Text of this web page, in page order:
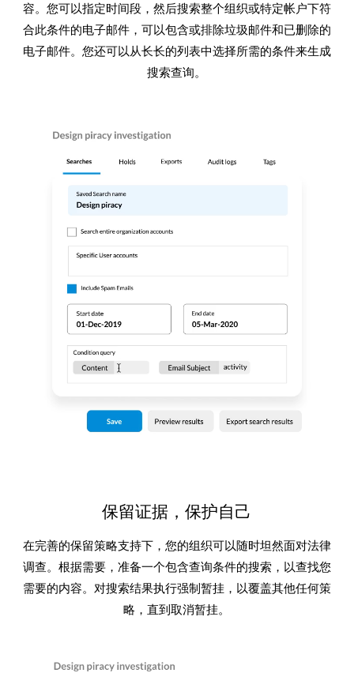
容。您可以指定时间段，然后搜索整个组织或特定帐户下符
合此条件的电子邮件，可以包含或排除垃圾邮件和已删除的
电子邮件。您还可以从长长的列表中选择所需的条件来生成
搜索查询。
保留证据，保护自己
在完善的保留策略支持下，您的组织可以随时坦然面对法律
调查。根据需要，准备一个包含查询条件的搜索，以查找您
需要的内容。对搜索结果执行强制暂挂，以覆盖其他任何策
略，直到取消暂挂。